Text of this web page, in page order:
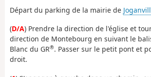
Départ du parking de la mairie de
(D/A) Prendre la direction de l'église et
direction de Montebourg en suivant le
Blanc du GR®. Passer sur le petit pont et
droit.